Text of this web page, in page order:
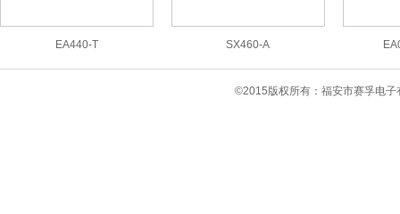
EA440-T SX460-A
©2015版权所有：福安市赛孚电